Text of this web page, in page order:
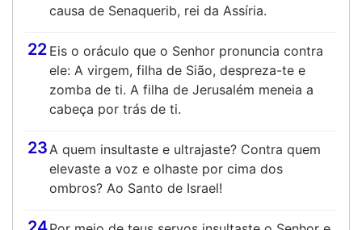
causa de Senaquerib, rei da Assíria.
22 Eis o oráculo que o Senhor pronuncia contra
ele: A virgem, filha de Sião, despreza-te e
zomba de ti. A filha de Jerusalém meneia a
cabeça por trás de ti.
23A quem insultaste e ultrajaste? Contra quem
elevaste a voz e olhaste por cima dos
ombros? Ao Santo de Israel!